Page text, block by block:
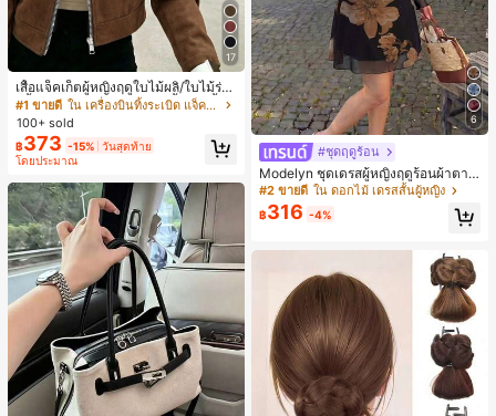
17
เสื้อแจ็คเก็ตผู้หญิงฤดูใบไม้ผลิ/ใบไม้ร่วง
สีพื้น หนังเทียม สไตล์ปกคอเสื้อ ซิปขึ้น
แขนยาว สไตล์ลำลอง วิทยาลัย สนามบิ
น เสื้อนอก สีน้ำตาล สไตล์สบายๆ ฤดูใบ
ไม้ร่วง
#1 ขายดี
ใน เครื่องบินทิ้งระเบิด แจ็คเก็ตผู้หญิง
100+ sold
฿373 -15% วันสุดท้าย
โดยประมาณ
6
#ชุดฤดูร้อน
Modelyn ชุดเดรสผู้หญิงฤดูร้อนผ้าตาข่
ายพิมพ์ลาย คอไม่สมมาตร จับจีบ หรูหร
า เซ็กซี่
#2 ขายดี ใน ดอกไม้ เดรสสั้นผู้หญิง
฿316 -4%